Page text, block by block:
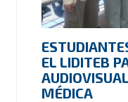
EL LIDITEB
MÉDICA